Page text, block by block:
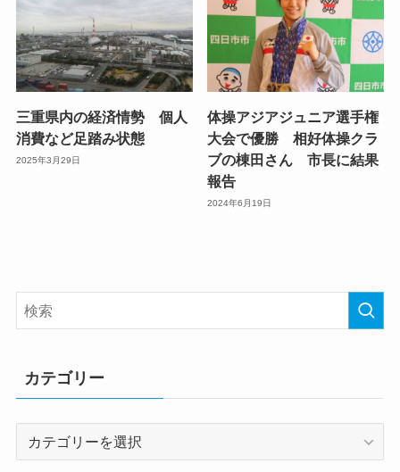
三重県内の経済情勢 個人
消費など足踏み状態
2025年3月29日
体操アジアジュニア選手権
大会で優勝 相好体操クラ
ブの棟田さん 市長に結果
報告
2024年6月19日
カテゴリー